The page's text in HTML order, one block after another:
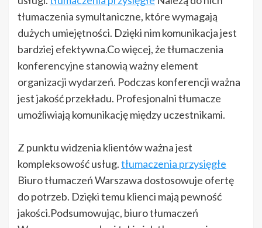
tłumaczenia symultaniczne, które wymagają
dużych umiejętności. Dzięki nim komunikacja jest
bardziej efektywna.Co więcej, że tłumaczenia
konferencyjne stanowią ważny element
organizacji wydarzeń. Podczas konferencji ważna
jest jakość przekładu. Profesjonalni tłumacze
umożliwiają komunikację między uczestnikami.
Z punktu widzenia klientów ważna jest
kompleksowość usług.tłumaczenia przysięgłe
Biuro tłumaczeń Warszawa dostosowuje ofertę
do potrzeb. Dzięki temu klienci mają pewność
jakości.Podsumowując, biuro tłumaczeń